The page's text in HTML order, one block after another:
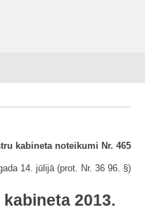
kabineta noteikumi Nr. 465
14. jūlijā (prot. Nr. 36 96. §)
2013.